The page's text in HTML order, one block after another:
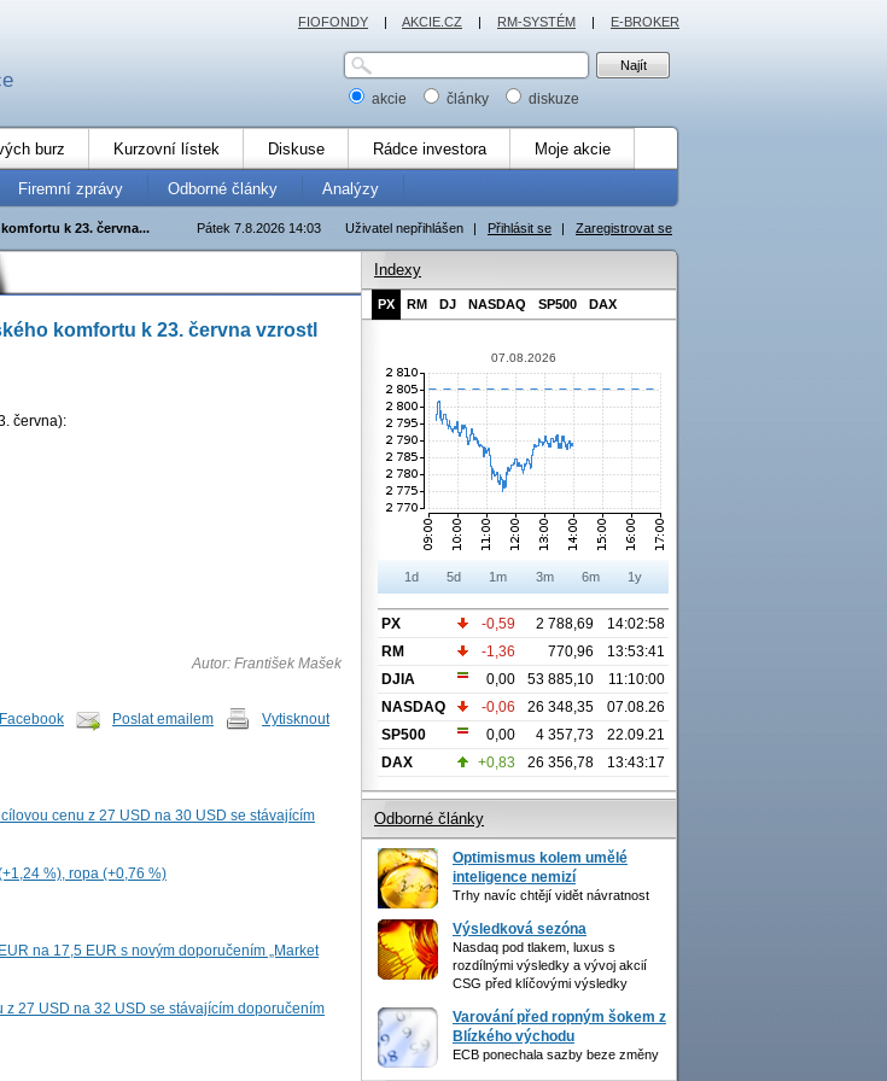
akcie články diskuze
burz Kurzovní lístek Diskuse Rádce investora Moje akcie
Firemní zprávy Odborné články Analýzy
Uživatel nepřihlášen | Přihlásit se | Zaregistrovat se
Pátek 7.8.2026 14:03
k 23. června...
komfortu k 23. června vzrostl
června):
Autor: František Mašek
Facebook Poslat emailem Vytisknout
cenu z 27 USD na 30 USD se stávajícím
%), ropa (+0,76 %)
na 17,5 EUR s novým doporučením „Market
27 USD na 32 USD se stávajícím doporučením
Indexy
PX RM DJ NASDAQ SP500 DAX
07.08.2026
1d 5d 1m 3m 6m 1y
PX -0,59 2 788,69
14:02:58
RM
-1,36 770,96
13:53:41
DJIA
0,00 53 885,10
11:10:00
NASDAQ
-0,06 26 348,35
07.08.26
SP500
0,00 4 357,73
22.09.21
DAX
+0,83 26 356,78 13:43:17
Odborné články
Optimismus kolem umělé
inteligence nemizí
Trhy navíc chtějí vidět návratnost
Výsledková sezóna
Nasdaq pod tlakem, luxus s
rozdílnými výsledky a vývoj akcií
CSG před klíčovými výsledky
Varování před ropným šokem z
Blízkého východu
ECB ponechala sazby beze změny
FIOFONDY | AKCIE.CZ | RM-SYSTÉM | E-BROKER